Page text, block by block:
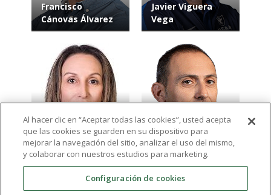
Francisco
Cánovas Álvarez
Javier Viguera
Vega
María José Maciá
Andreu
Juan Alfonso
García Roca
Al hacer clic en “Aceptar todas las cookies”, usted acepta
que las cookies se guarden en su dispositivo para
mejorar la navegación del sitio, analizar el uso del mismo,
y colaborar con nuestros estudios para marketing.
Configuración de cookies